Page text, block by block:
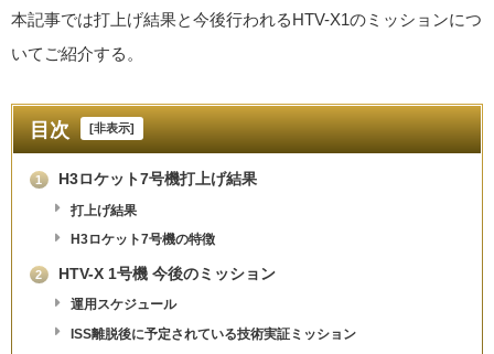
本記事では打上げ結果と今後行われるHTV-X1のミッションにつ
いてご紹介する。
目次 [非表示]
1 H3ロケット7号機打上げ結果
打上げ結果
H3ロケット7号機の特徴
2 HTV-X 1号機 今後のミッション
運用スケジュール
ISS離脱後に予定されている技術実証ミッション